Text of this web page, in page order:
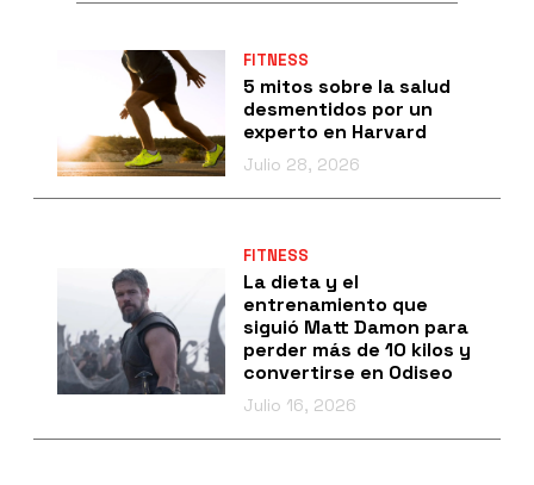
FITNESS
5 mitos sobre la salud
desmentidos por un
experto en Harvard
Julio 28, 2026
FITNESS
La dieta y el
entrenamiento que
siguió Matt Damon para
perder más de 10 kilos y
convertirse en Odiseo
Julio 16, 2026